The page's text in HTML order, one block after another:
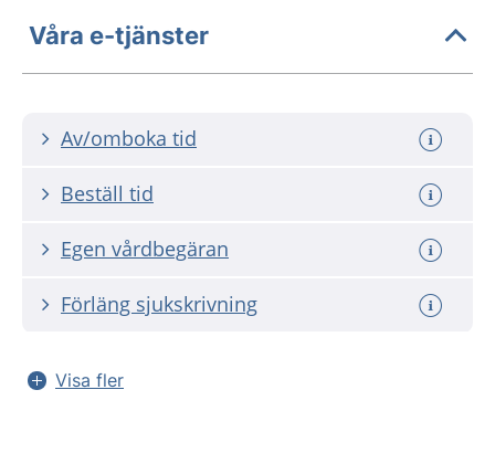
Våra e-tjänster
Av/omboka tid
Beställ tid
Egen vårdbegäran
Förläng sjukskrivning
Visa fler